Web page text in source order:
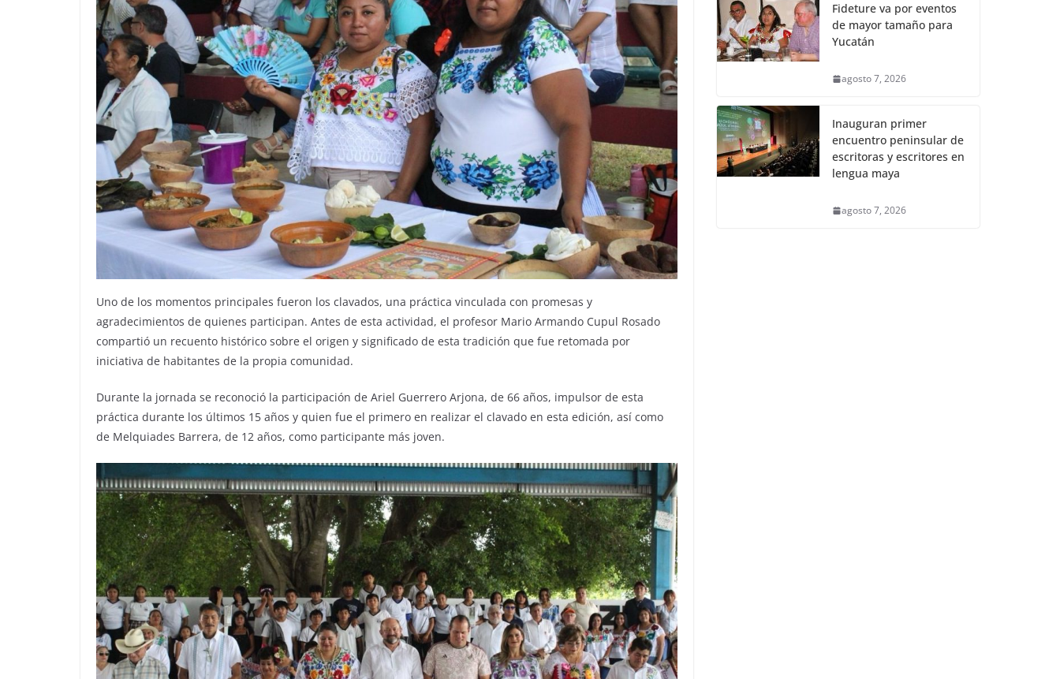
Uno de los momentos principales fueron los clavados, una práctica vinculada con promesas y
agradecimientos de quienes participan. Antes de esta actividad, el profesor Mario Armando Cupul Rosado
compartió un recuento histórico sobre el origen y significado de esta tradición que fue retomada por
iniciativa de habitantes de la propia comunidad.
Durante la jornada se reconoció la participación de Ariel Guerrero Arjona, de 66 años, impulsor de esta
práctica durante los últimos 15 años y quien fue el primero en realizar el clavado en esta edición, así como
de Melquiades Barrera, de 12 años, como participante más joven.
Fideture va por eventos
de mayor tamaño para
Yucatán
agosto 7, 2026
Inauguran primer
encuentro peninsular de
escritoras y escritores en
lengua maya
agosto 7, 2026